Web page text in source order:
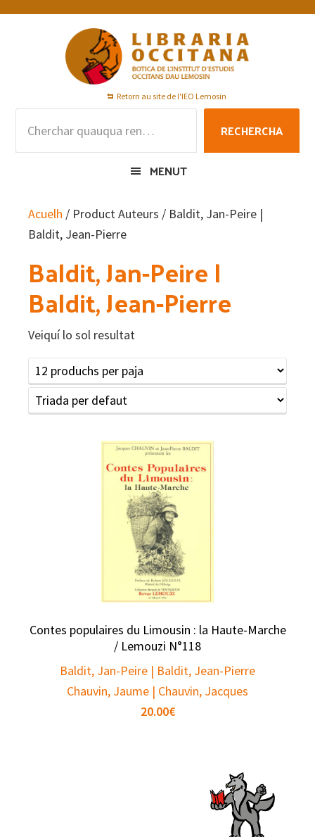
Skip
Skip
Skip
Retorn au site de l'IEO Lemosin
RECHERCHA
MENUT
Acuelh / Product Auteurs / Baldit, Jan-Peire |
Baldit, Jean-Pierre
Baldit, Jan-Peire |
Baldit, Jean-Pierre
Veiquí lo sol resultat
Contes populaires du Limousin : la Haute-Marche
/ Lemouzi N°118
Baldit, Jan-Peire | Baldit, Jean-Pierre
Chauvin, Jaume | Chauvin, Jacques
20.00€